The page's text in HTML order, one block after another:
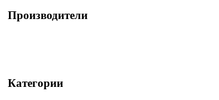
Производители
Категории